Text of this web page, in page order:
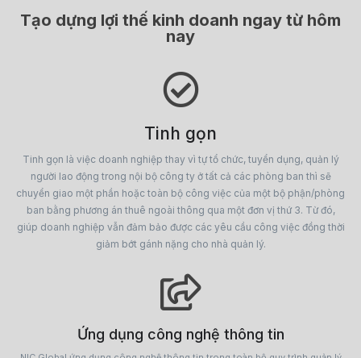
Tạo dựng lợi thế kinh doanh ngay từ hôm
nay
Tinh gọn
Tinh gọn là việc doanh nghiệp thay vì tự tổ chức, tuyển dụng, quản lý
người lao động trong nội bộ công ty ở tất cả các phòng ban thì sẽ
chuyển giao một phần hoặc toàn bộ công việc của một bộ phận/phòng
ban bằng phương án thuê ngoài thông qua một đơn vị thứ 3. Từ đó,
giúp doanh nghiệp vẫn đảm bảo được các yêu cầu công việc đồng thời
giảm bớt gánh nặng cho nhà quản lý.
Ứng dụng công nghệ thông tin